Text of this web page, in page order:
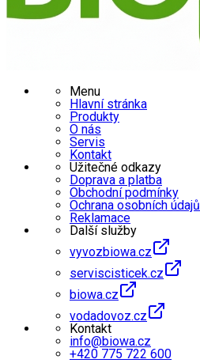
Menu
Hlavní stránka
Produkty
O nás
Servis
Kontakt
Užitečné odkazy
Doprava a platba
Obchodní podmínky
Ochrana osobních údajů
Reklamace
Další služby
vyvozbiowa.cz
serviscisticek.cz
biowa.cz
vodadovoz.cz
Kontakt
info@biowa.cz
+420 775 722 600